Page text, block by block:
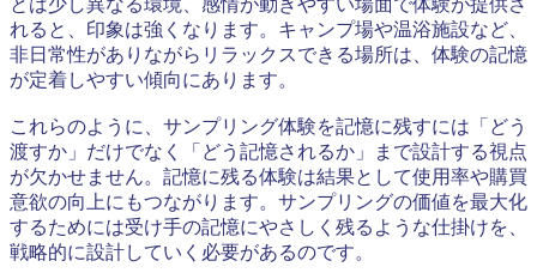
とは少し異なる環境、感情が動きやすい場面で体験が提供さ
れると、印象は強くなります。キャンプ場や温浴施設など、
非日常性がありながらリラックスできる場所は、体験の記憶
が定着しやすい傾向にあります。
これらのように、サンプリング体験を記憶に残すには「どう
渡すか」だけでなく「どう記憶されるか」まで設計する視点
が欠かせません。記憶に残る体験は結果として使用率や購買
意欲の向上にもつながります。サンプリングの価値を最大化
するためには受け手の記憶にやさしく残るような仕掛けを、
戦略的に設計していく必要があるのです。